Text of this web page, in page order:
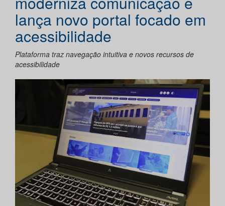
lança novo portal focado em
acessibilidade
Plataforma traz navegação intuitiva e novos recursos de
acessibilidade